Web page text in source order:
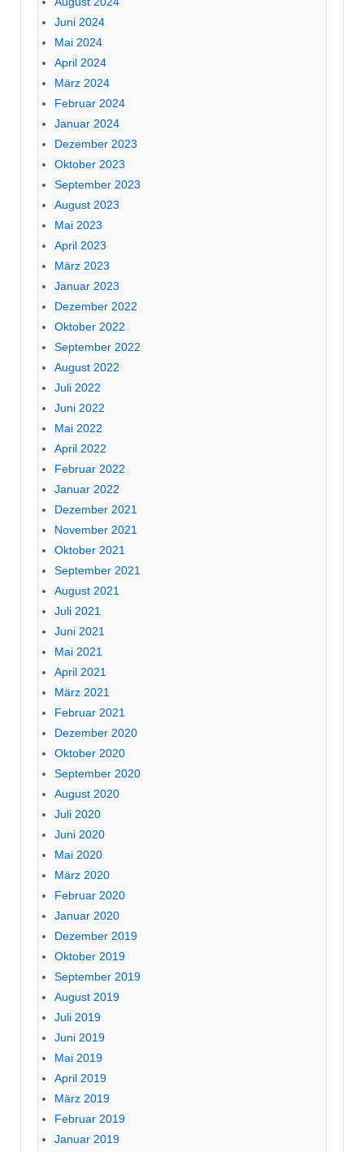
Juni 2024
Mai 2024
April 2024
März 2024
Februar 2024
Januar 2024
Dezember 2023
Oktober 2023
September 2023
August 2023
Mai 2023
April 2023
März 2023
Januar 2023
Dezember 2022
Oktober 2022
September 2022
August 2022
Juli 2022
Juni 2022
Mai 2022
April 2022
Februar 2022
Januar 2022
Dezember 2021
November 2021
Oktober 2021
September 2021
August 2021
Juli 2021
Juni 2021
Mai 2021
April 2021
März 2021
Februar 2021
Dezember 2020
Oktober 2020
September 2020
August 2020
Juli 2020
Juni 2020
Mai 2020
März 2020
Februar 2020
Januar 2020
Dezember 2019
Oktober 2019
September 2019
August 2019
Juli 2019
Juni 2019
Mai 2019
April 2019
März 2019
Februar 2019
Januar 2019